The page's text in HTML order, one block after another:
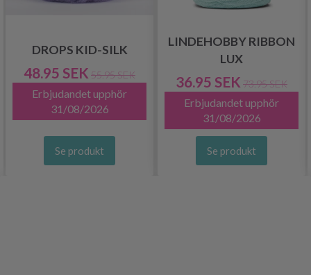
DROPS KID-SILK
48.95 SEK 55.95 SEK
Erbjudandet upphör
31/08/2026
Se produkt
LINDEHOBBY RIBBON
LUX
36.95 SEK 73.95 SEK
Erbjudandet upphör
31/08/2026
Se produkt